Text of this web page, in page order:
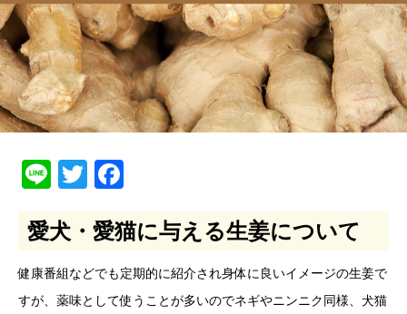
LineTwitter
愛犬・愛猫に与える生姜について
健康番組などでも定期的に紹介され身体に良いイメージの生姜で
すが、薬味として使うことが多いのでネギやニンニク同様、犬猫